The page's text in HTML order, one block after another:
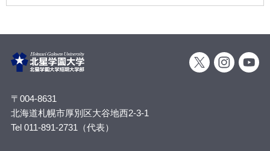
〒004-8631
北海道札幌市厚別区大谷地西2-3-1
Tel 011-891-2731（代表）